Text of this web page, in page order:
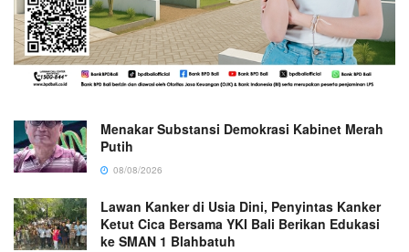
Menakar Substansi Demokrasi Kabinet Merah
Putih
08/08/2026
Lawan Kanker di Usia Dini, Penyintas Kanker
Ketut Cica Bersama YKI Bali Berikan Edukasi
ke SMAN 1 Blahbatuh